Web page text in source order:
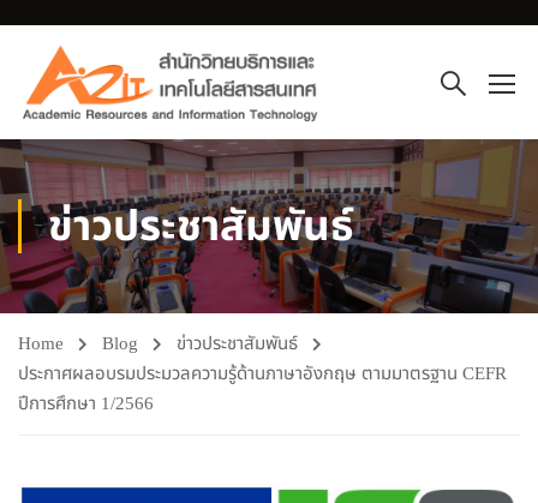
ข่าวประชาสัมพันธ์
Home Blog
ข่าวประชาสัมพันธ์
ประกาศผลอบรมประมวลความรู้ด้านภาษาอังกฤษ ตามมาตรฐาน CEFR
ปีการศึกษา 1/2566